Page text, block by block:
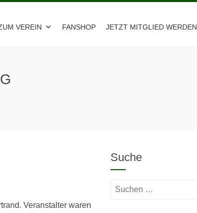
VEREIN FANSHOP JETZT MITGLIED WERDEN
Veranstalter waren
Suche
Suchen